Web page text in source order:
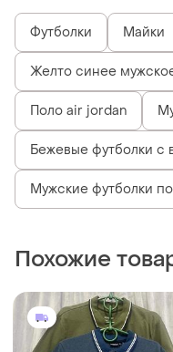
Футболки Майки
Желто синее
Поло air jordan
Бежевые футболки с
Мужские футболки
Похожие